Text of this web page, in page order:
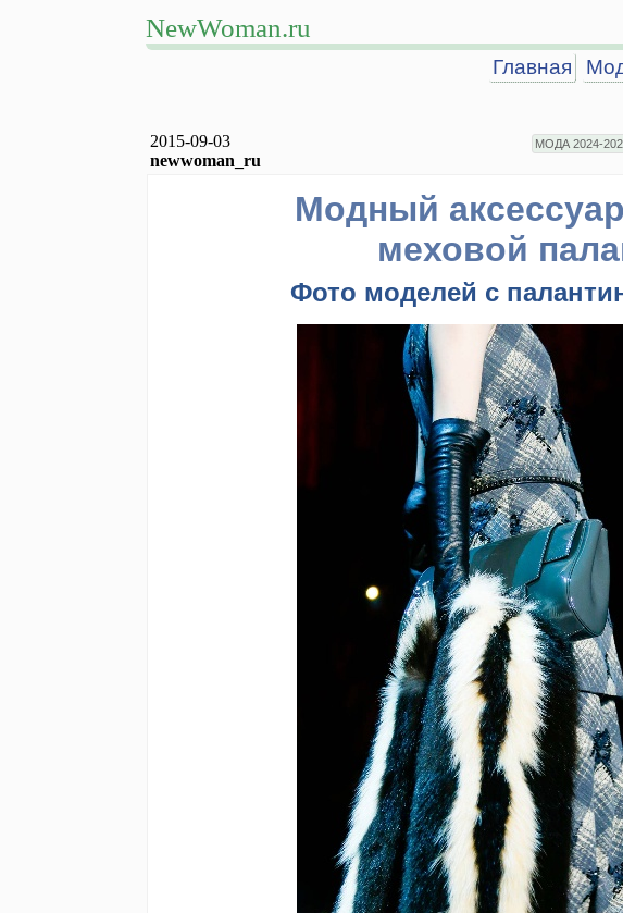
NewWoman.ru
Главная
2015-09-03
newwoman_ru
МОДА 2024-
Модный
меховой
Фото моделей с